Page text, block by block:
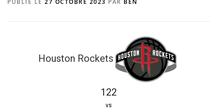
PUBLIÉ LE 27 OCTOBRE 2023 PAR BEN
Houston Rockets
122
vs